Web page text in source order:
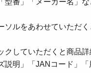
番」「メーカー名」な
ルをあわせていただ
していただくと商品
明」「JANコード」